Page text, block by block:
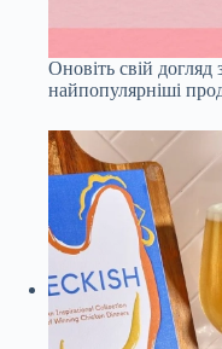
Оновіть свій
найпопулярніші